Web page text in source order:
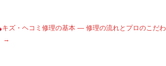
キズ・ヘコミ修理の基本 ― 修理の流れとプロのこだわ
→